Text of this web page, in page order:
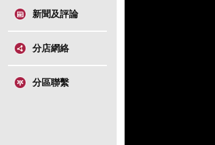
新聞及評論
分店網絡
分區聯繫